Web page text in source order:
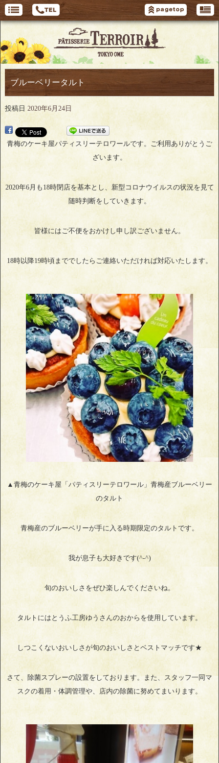
ブルーベリータルト
投稿日 2020年6月24日
青梅のケーキ屋パティスリーテロワールです。ご利用ありがとうご
ざいます。
2020年6月も18時閉店を基本とし、新型コロナウイルスの状況を見て
随時判断をしていきます。
皆様にはご不便をおかけし申し訳ございません。
18時以降19時頃まででしたらご連絡いただければ対応いたします。
▲青梅のケーキ屋「パティスリーテロワール」青梅産ブルーベリー
のタルト
青梅産のブルーベリーが手に入る時期限定のタルトです。
我が息子も大好きです(^‐^)
旬のおいしさをぜひ楽しんでくださいね。
タルトにはとうふ工房ゆうさんのおからを使用しています。
しつこくないおいしさが旬のおいしさとベストマッチです★
さて、除菌スプレーの設置をしております。また、スタッフ一同マ
スクの着用・体調管理や、店内の除菌に努めてまいります。